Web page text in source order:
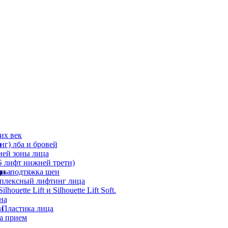
век
лба и бровей
зоны лица
лифт нижней трети)
– подтяжка шеи
лифтинг лица
Lift и Silhouette Lift Soft.
лица
прием